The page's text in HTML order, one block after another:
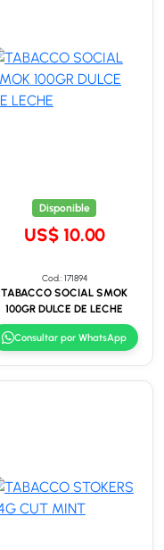
Disponible
US$ 10.00
Cod.: 171894
TABACCO SOCIAL SMOK
100GR DULCE DE LECHE
Consultar por WhatsApp